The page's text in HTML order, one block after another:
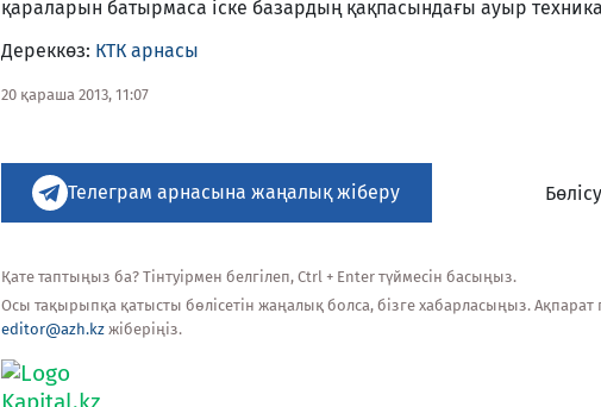
қараларын батырмаса іске базардың қақпасындағы ауыр техника
Дереккөз: КТК арнасы
20 қараша 2013, 11:07
Телеграм арнасына жаңалық жіберу
Қате таптыңыз ба? Тінтуірмен белгілеп, Ctrl + Enter түймесін басыңыз.
Осы тақырыпқа қатысты бөлісетін жаңалық болса, бізге хабарласыңыз.
editor@azh.kz жіберіңіз.